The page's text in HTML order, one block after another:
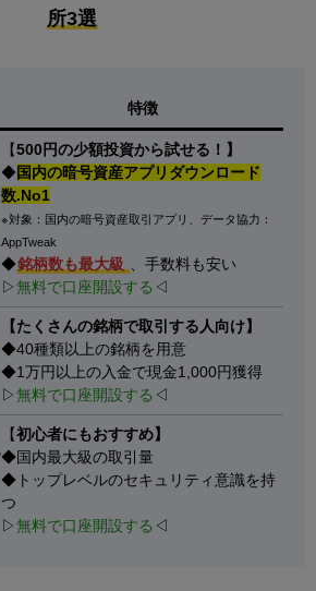
所3選
特徴
【500円の少額投資から試せる！】
◆国内の暗号資産アプリダウンロード
数.No1
※対象：国内の暗号資産取引アプリ、データ協力：
AppTweak
◆銘柄数も最大級 、手数料も安い
▷無料で口座開設する ◁
【たくさんの銘柄で取引する人向け】
◆40種類以上の銘柄を用意
◆1万円以上の入金で現金1,000円獲得
▷無料で口座開設する ◁
【初心者にもおすすめ】
◆国内最大級の取引量
◆トップレベルのセキュリティ意識を持
つ
▷無料で口座開設する ◁